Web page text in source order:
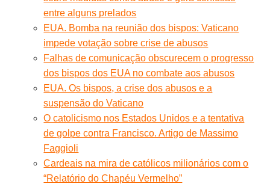
entre alguns prelados
EUA. Bomba na reunião dos bispos: Vaticano
impede votação sobre crise de abusos
Falhas de comunicação obscurecem o progresso
dos bispos dos EUA no combate aos abusos
EUA. Os bispos, a crise dos abusos e a
suspensão do Vaticano
O catolicismo nos Estados Unidos e a tentativa
de golpe contra Francisco. Artigo de Massimo
Faggioli
Cardeais na mira de católicos milionários com o
“Relatório do Chapéu Vermelho”